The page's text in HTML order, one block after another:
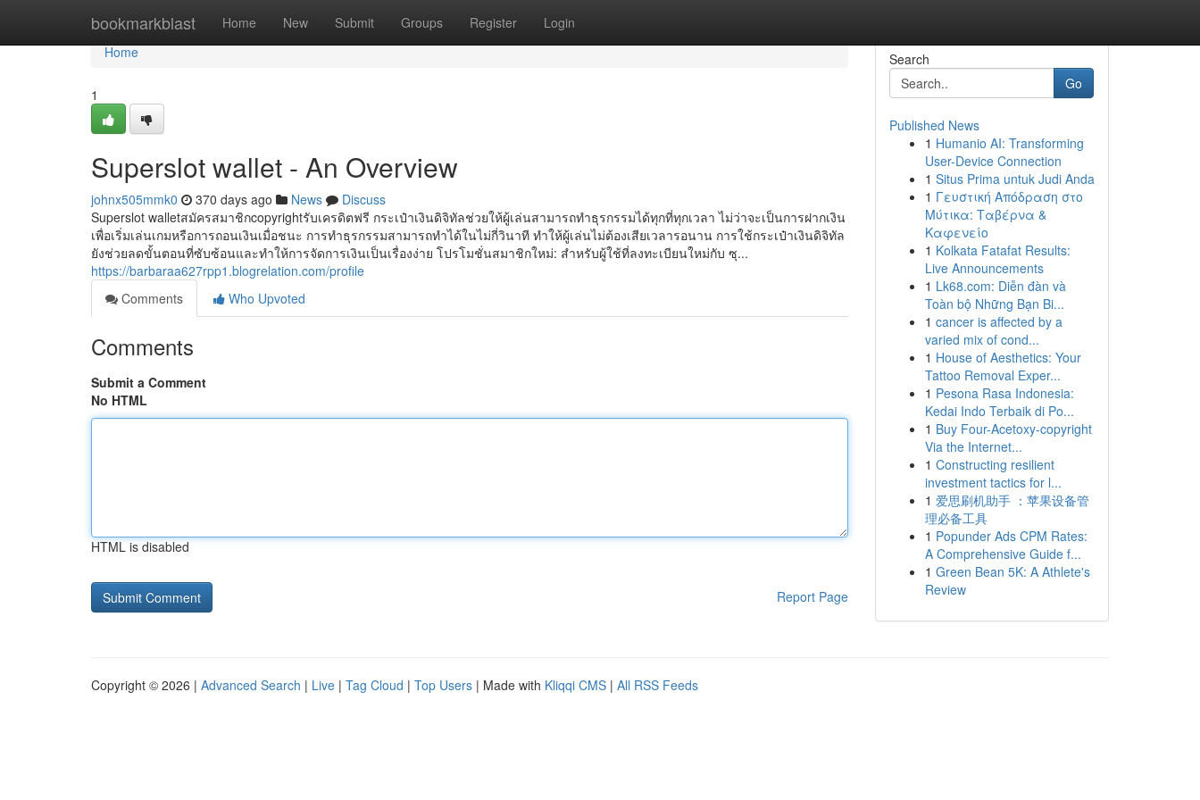
bookmarkblast Home New Submit Groups Register Login
Home
Home
1
Superslot wallet - An Overview
johnx505mmk0 370 days ago News
Discuss
Superslot walletสมัครสมาชิกcopyrightรับเครดิตฟรี กระเป๋าเงินดิจิทัลช่วยให้ผู้เล่นสามารถทำธุรกรรมได้ทุกที่ทุกเวลา ไม่ว่าจะเป็นการฝากเงิน
เพื่อเริ่มเล่นเกมหรือการถอนเงินเมื่อชนะ การทำธุรกรรมสามารถทำได้ในไม่กี่วินาที ทำให้ผู้เล่นไม่ต้องเสียเวลารอนาน การใช้กระเป๋าเงินดิจิทัล
ยังช่วยลดขั้นตอนที่ซับซ้อนและทำให้การจัดการเงินเป็นเรื่องง่าย โปรโมชั่นสมาชิกใหม่: สำหรับผู้ใช้ที่ลงทะเบียนใหม่กับ ซุ...
https://barbaraa627rpp1.blogrelation.com/profile
Comments
Who Upvoted
Comments
Submit a Comment
No HTML
HTML is disabled
Report Page
Search
Go
Published News
1 Humanio AI: Transforming
User-Device Connection
1 Situs Prima untuk Judi Anda
1 Γευστική Απόδραση στο
Μύτικα: Ταβέρνα &
Καφενείο
1 Kolkata Fatafat Results:
Live Announcements
1 Lk68.com: Diễn đàn và
Toàn bộ Những Bạn Bi...
1 cancer is affected by a
varied mix of cond...
1 House of Aesthetics: Your
Tattoo Removal Exper...
1 Pesona Rasa Indonesia:
Kedai Indo Terbaik di Po...
1 Buy Four-Acetoxy-copyright
Via the Internet...
1 Constructing resilient
investment tactics for l...
1 爱思刷机助手 ：苹果设备管
理必备工具
1 Popunder Ads CPM Rates:
A Comprehensive Guide f...
1 Green Bean 5K: A Athlete's
Review
Copyright © 2026 | Advanced Search | Live | Tag Cloud | Top Users | Made with Kliqqi CMS | All RSS Feeds